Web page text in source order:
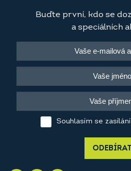
Buďte první, kdo se
a speciálních
Souhlasím se
ODEBÍRAT